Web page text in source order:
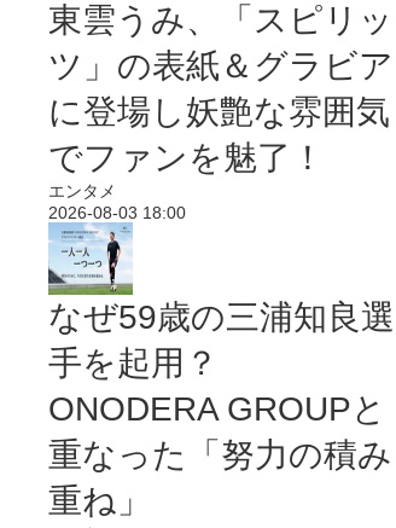
東雲うみ、「スピリッ
ツ」の表紙＆グラビア
に登場し妖艶な雰囲気
でファンを魅了！
エンタメ
2026-08-03 18:00
なぜ59歳の三浦知良選
手を起用？
ONODERA GROUPと
重なった「努力の積み
重ね」